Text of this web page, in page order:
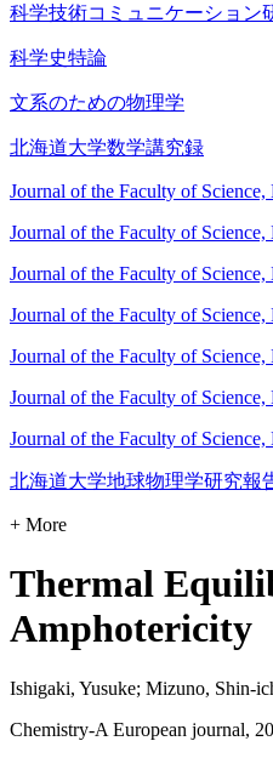
科学技術コミュニケーション
科学史特論
文系のための物理学
北海道大学数学講究録
Journal of the Faculty of
Journal of the Faculty of
Journal of the Faculty of
Journal of the Faculty of
Journal of the Faculty of
Journal of the Faculty of
Journal of the Faculty of
北海道大学地球物理学研究報
+ More
Thermal
Amphotericity
Ishigaki, Yusuke; Mizuno, Shin-
Chemistry-A European journal,